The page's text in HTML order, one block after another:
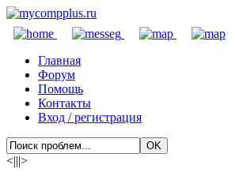
Главная
Форум
Помощь
Контакты
Вход / регистрация
<|||>